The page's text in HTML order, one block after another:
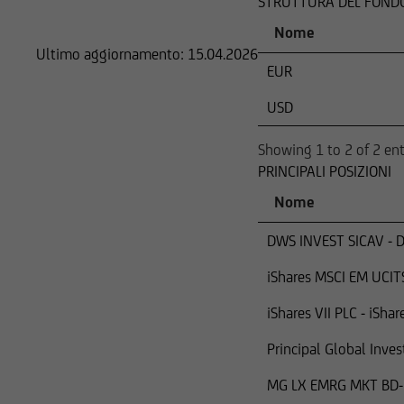
Ultimo aggiornamento: 15.04.2026
Nome
EUR
USD
Showing 1 to 2 of 2
PRINCIPALI POSIZIONI
Nome
DWS INVEST SICAV -
iShares MSCI EM
iShares VII PLC -
Principal Global
MG LX EMRG MKT
in cui tali offerte o
in cui UniCredit
in cui le predette
Nello specifico, le
cittadini britannici
conseguenza, gli
Chiunque acceda a
I titoli menzionati in